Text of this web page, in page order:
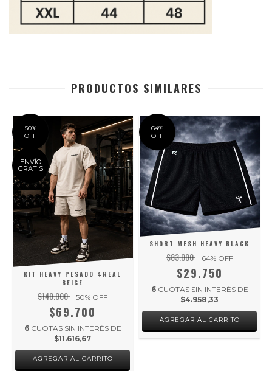
PRODUCTOS SIMILARES
50%
OFF
ENVÍO
GRATIS
KIT HEAVY PESADO 4REAL
BEIGE
$140.000 50% OFF
$69.700
6 CUOTAS SIN INTERÉS DE
$11.616,67
AGREGAR AL CARRITO
64%
OFF
SHORT MESH HEAVY BLACK
$83.000 64% OFF
$29.750
6 CUOTAS SIN INTERÉS DE
$4.958,33
AGREGAR AL CARRITO